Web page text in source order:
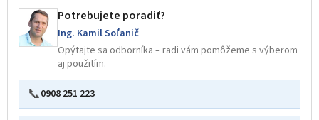
Potrebujete poradiť?
Ing. Kamil Soľanič
Opýtajte sa odborníka – radi vám pomôžeme s výberom
aj použitím.
📞0908 251 223